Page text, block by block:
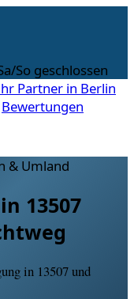
So geschlossen
Partner in Berlin
Bewertungen
& Umland
13507
in 13507 und